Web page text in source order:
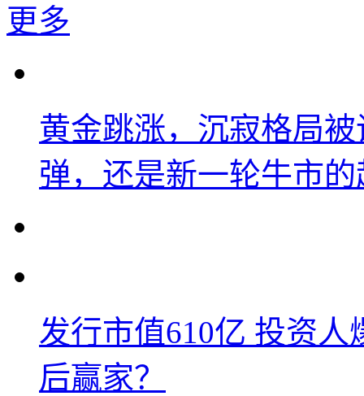
更多
黄金跳涨，沉寂格局
弹，还是新一轮牛市
发行市值610亿 投资
后赢家？